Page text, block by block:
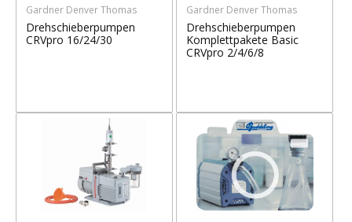
Gardner Denver Thomas
Drehschieberpumpen
CRVpro 16/24/30
Gardner Denver Thomas
Drehschieberpumpen
Komplettpakete Basic
CRVpro 2/4/6/8